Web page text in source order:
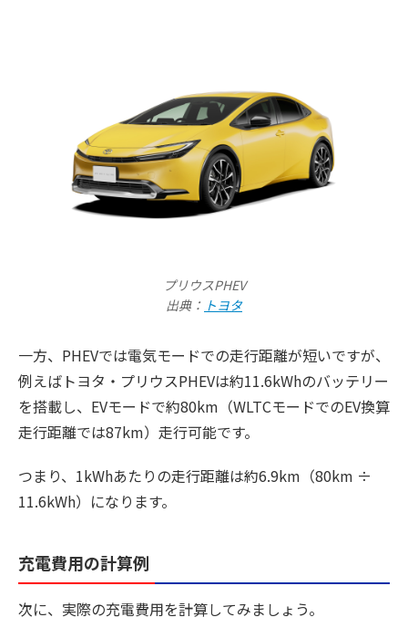
プリウスPHEV
出典： トヨタ
一方、PHEVでは電気モードでの走行距離が短いですが、
例えばトヨタ・プリウスPHEVは約11.6kWhのバッテリー
を搭載し、EVモードで約80km（WLTCモードでのEV換算
走行距離では87km）走行可能です。
つまり、1kWhあたりの走行距離は約6.9km（80km ÷
11.6kWh）になります。
充電費用の計算例
次に、実際の充電費用を計算してみましょう。